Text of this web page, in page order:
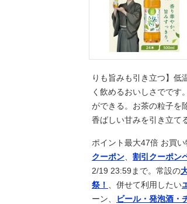
2ch 【１０円セー
ｱﾆﾒ 『これ描いて
ｽﾎﾟｰﾂ 小久保裕紀の
アイドルに歌
【悲報】ショ
炎上 → 高須幹
ｱﾆﾒ 【急募】ビー
ｹﾞｰﾑ 【ポケスリ】
【悲報】生活
news センスが神な
ｱﾆﾒ 再公開済み記
「ポケパーク
東大調査「外
りも旨みも引き立つ】低
く飲めるおいしさでです
ができる。お茶の粒子を
香ばしい甘みを引き立て
ポイント最大47倍 お買
クーポン、 割引クーポン
2/19 23:59まで。常設の
祭！ 、併せて利用したい
ーン、
ビール・発泡酒・